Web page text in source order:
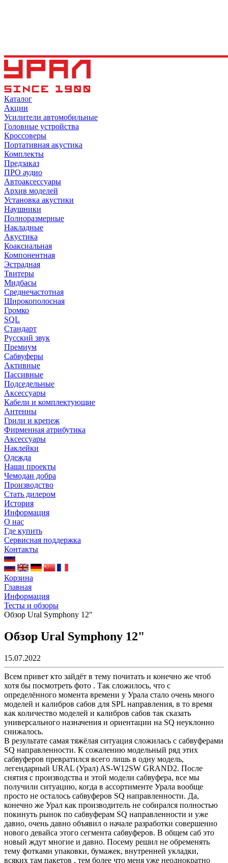
Каталог
Акции
Усилители автомобильные
Головные устройства
Кроссоверы
Портативная акустика
Комплекты
Предзаказ
ПРО аудио
Автоаксессуары
Архив моделей
Установка акустики
Наушники
Полноразмерные
Накладные
Акустика
Коаксиальная
Компонентная
Эстрадная
Твитеры
Мидбасы
Среднечастотная
Широкополосная
Громко
SQL
Стандарт
Русский звук
Премиум
Сабвуферы
Активные
Пассивные
Подседельные
Аксессуары
Кабели и комплектующие
Антенны
Грили и крепеж
Фирменная атрибутика
Аксессуары
Наклейки
Одежда
Наши проекты
Чемодан добра
Производство
Стать дилером
История
Информация
О нас
Где купить
Сервисная поддержка
Контакты
Корзина
Главная
Информация
Тесты и обзоры
Обзор Ural Symphony 12"
Обзор Ural Symphony 12"
15.07.2022
Всем привет кто зайдёт в тему почитать и конечно же чтоб
хотя бы посмотреть фото . Так сложилось, что с
определённого момента времени у Урала стало очень много
моделей и калибров сабов для SPL направления, в то время
как количество моделей и калибров сабов так сказать
универсального назначения и ориентации на SQ неуклонно
снижалось.
В результате самая тяжёлая ситуация сложилась с сабвуферами
SQ направленности. К сожалению модельный ряд этих
сабвуферов превратился всего лишь в одну модель,
легендарный URAL (Урал) AS-W12SW GRAND2. После
снятия с производства и этой модели сабвуфера, все мы
получили ситуацию, когда в ассортименте Урала вообще
просто не осталось сабвуферов SQ направленности. Да,
конечно же Урал как производитель не собирался полностью
покинуть рынок по сабвуферам SQ направленности и уже
давно, очень давно объявил о начале разработки совершенно
нового девайса этого сегмента сабвуферов. В общем саб это
новый ждут многие и давно. Посему решил не обременять
тему фотками упаковки, бумажек, внутренней укладки,
всяких там пакетов , тем более что меня уже неоднократно